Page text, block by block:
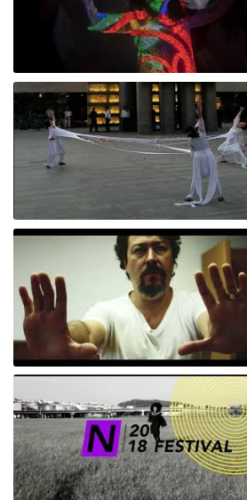
Empatía 5.1/ Ritual tecnochamánico para
Empatía 5.0/DH